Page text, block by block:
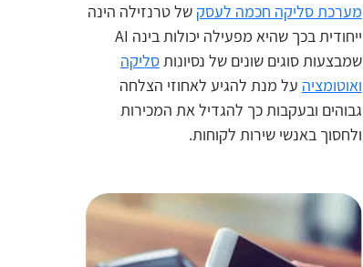
מערכת סליקה חכמה לעסק של טרנזילה הינה
ייחודית בכך שהיא מפעילה יכולות בינה AI
שמבצעות סוגים שונים של נסיונותסליקה
ואוטומציה על מנת להגיע לאחוזי הצלחה
גבוהים ובעקבות כך להגדיל את המכירות
ולחסוך באנשי שירות לקוחות.